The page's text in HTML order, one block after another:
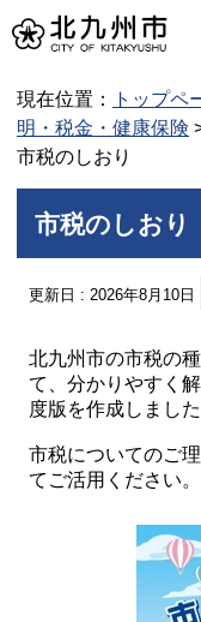
現在位置： トップペ
明・税金・健康保険
市税のしおり
市税のしおり
更新日 : 2026年8月10日
北九州市の市税の
て、分かりやすく
度版を作成しました
市税についてのご
てご活用ください。